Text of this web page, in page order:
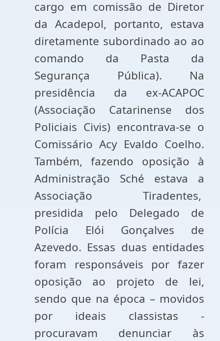
cargo em comissão de Diretor
da Acadepol, portanto, estava
diretamente subordinado ao ao
comando da Pasta da
Segurança Pública). Na
presidência da ex-ACAPOC
(Associação Catarinense dos
Policiais Civis) encontrava-se o
Comissário Acy Evaldo Coelho.
Também, fazendo oposição à
Administração Sché estava a
Associação Tiradentes,
presidida pelo Delegado de
Polícia Elói Gonçalves de
Azevedo. Essas duas entidades
foram responsáveis por fazer
oposição ao projeto de lei,
sendo que na época – movidos
por ideais classistas -
procuravam denunciar às